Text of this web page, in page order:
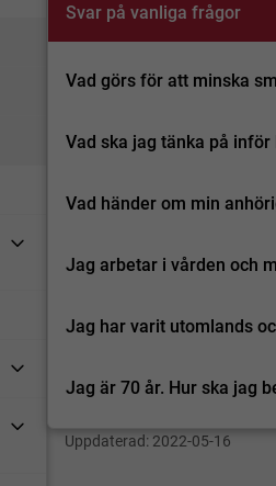
Svar på vanliga frågor
Vad görs för att minska
Vad ska jag tänka på
Vad händer om min
Jag arbetar i vården och
Jag har varit utomlands
Jag är 70 år. Hur ska jag
Uppdaterad: 2022-05-16